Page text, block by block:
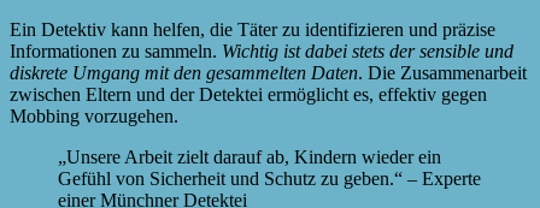
Ein Detektiv kann helfen, die Täter zu identifizieren und präzise
Informationen zu sammeln. Wichtig ist dabei stets der sensible und
diskrete Umgang mit den gesammelten Daten. Die Zusammenarbeit
zwischen Eltern und der Detektei ermöglicht es, effektiv gegen
Mobbing vorzugehen.
„Unsere Arbeit zielt darauf ab, Kindern wieder ein
Gefühl von Sicherheit und Schutz zu geben.“ – Experte
einer Münchner Detektei